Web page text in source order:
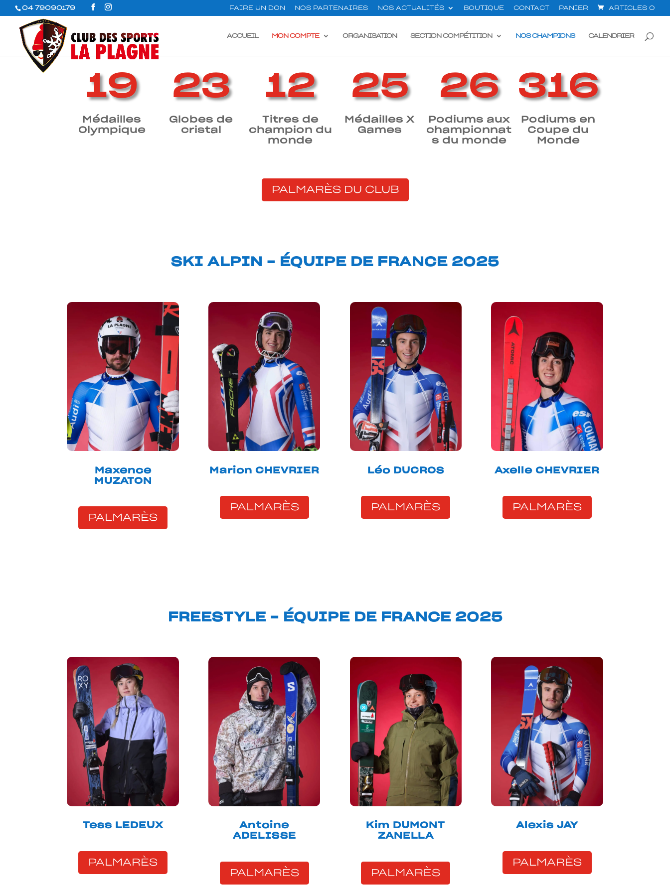
04 79090179 FAIRE UN DON NOS PARTENAIRES NOS ACTUALITÉS BOUTIQUE CONTACT PANIER ARTICLES 0
ACCUEIL MON COMPTE ORGANISATION SECTION COMPÉTITION NOS CHAMPIONS CALENDRIER
21
Médailles
Olympique
25
Globes de
cristal
13
Titres de
champion du
monde
28
Médailles X
Games
29
Podiums aux
championnat
s du monde
343
Podiums en
Coupe du
Monde
PALMARÈS DU CLUB
SKI ALPIN – ÉQUIPE DE FRANCE 2025
Maxence
MUZATON
PALMARÈS
Marion CHEVRIER
PALMARÈS
Léo DUCROS
PALMARÈS
Axelle CHEVRIER
PALMARÈS
FREESTYLE – ÉQUIPE DE FRANCE 2025
Tess LEDEUX
PALMARÈS
Antoine
ADELISSE
PALMARÈS
Kim DUMONT
ZANELLA
PALMARÈS
Alexis JAY
PALMARÈS